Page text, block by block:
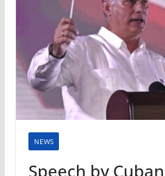
NEWS
Speech by